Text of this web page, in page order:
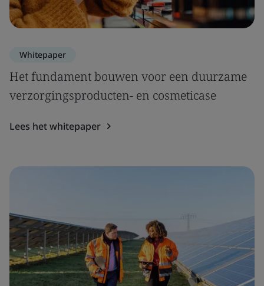
Whitepaper
Het fundament bouwen voor een duurzame
verzorgingsproducten- en cosmeticase
Lees het whitepaper